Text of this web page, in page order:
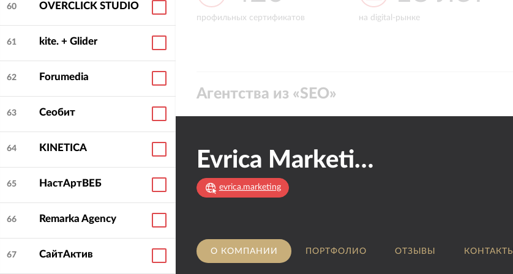
60 OVERCLICK STUDIO
61 kite. + Glider
62 Forumedia
63 Сеобит
64 KINETICA
65 НастАртВЕБ
66 Remarka Agency
67 СайтАктив
профильных сертификатов на digital-рынке
Агентства из «SEO»
Evrica Marketing
evrica.marketing
О КОМПАНИИ ПОРТФОЛИО ОТЗЫВЫ КОНТАКТЫ